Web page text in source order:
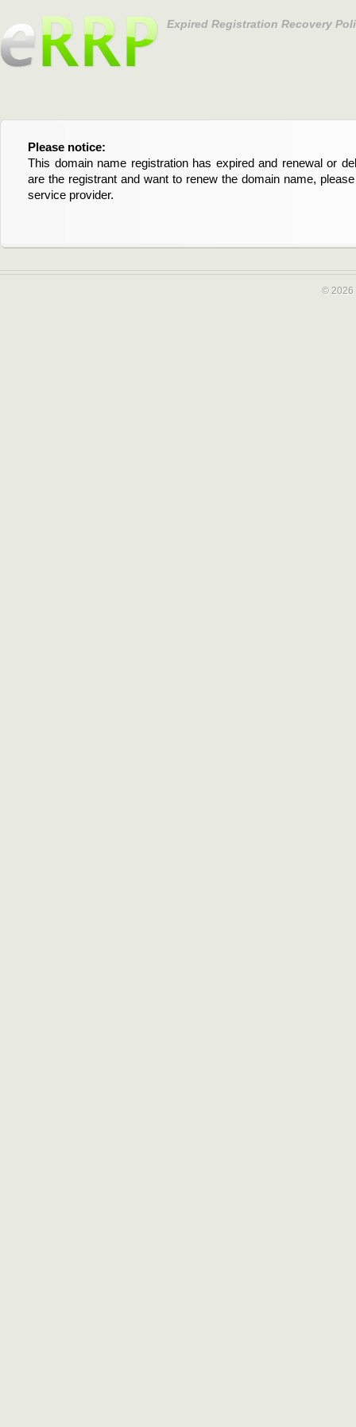
Expired Registration Recovery
Please notice:
This domain name registration has expired and renewal or
are the registrant and want to renew the domain name,
service provider.
Bitte beachten Sie:
Diese Domainregistrierung ist abgelaufen und die
Domain stehen an. Wenn Sie der Registrant sind und
verlängern möchten, kontaktieren Sie bitte Ihren Service-
© 2026